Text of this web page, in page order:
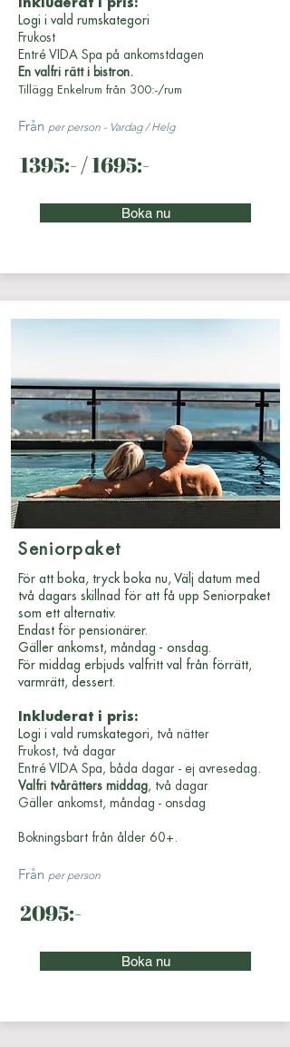
Inkluderat i pris:
Logi i vald rumskategori
Frukost
Entré VIDA Spa på ankomstdagen
En valfri rätt i bistron.
Tillägg Enkelrum från 300:-/rum
Från per person - Vardag / Helg
1395:- / 1695:-
Boka nu
Seniorpaket
För att boka, tryck boka nu, Välj datum med
två dagars skillnad för att få upp Seniorpaket
som ett alternativ.
Endast för pensionärer.
Gäller ankomst, måndag - onsdag.
För middag erbjuds valfritt val från förrätt,
varmrätt, dessert.
Inkluderat i pris:
Logi i vald rumskategori, två nätter
Frukost, två dagar
Entré VIDA Spa, båda dagar - ej avresedag.
Valfri tvårätters middag, två dagar
Gäller ankomst, måndag - onsdag
Bokningsbart från ålder 60+.
Från per person
2095:-
Boka nu